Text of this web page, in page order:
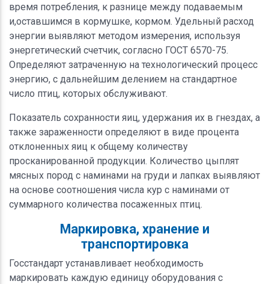
время потребления, к разнице между подаваемым
и,оставшимся в кормушке, кормом. Удельный расход
энергии выявляют методом измерения, используя
энергетический счетчик, согласно ГОСТ 6570-75.
Определяют затраченную на технологический процесс
энергию, с дальнейшим делением на стандартное
число птиц, которых обслуживают.
Показатель сохранности яиц, удержания их в гнездах, а
также зараженности определяют в виде процента
отклоненных яиц к общему количеству
просканированной продукции. Количество цыплят
мясных пород с наминами на груди и лапках выявляют
на основе соотношения числа кур с наминами от
суммарного количества посаженных птиц.
Маркировка, хранение и
транспортировка
Госстандарт устанавливает необходимость
маркировать каждую единицу оборудования с